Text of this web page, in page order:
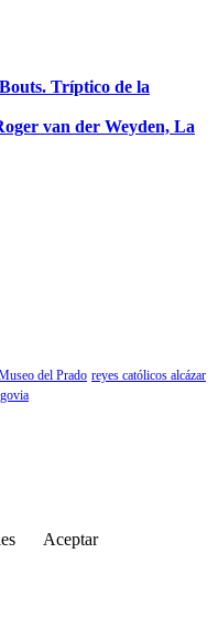
Tríptico de la
van der Weyden, La
del Prado reyes católicos alcázar
Aceptar